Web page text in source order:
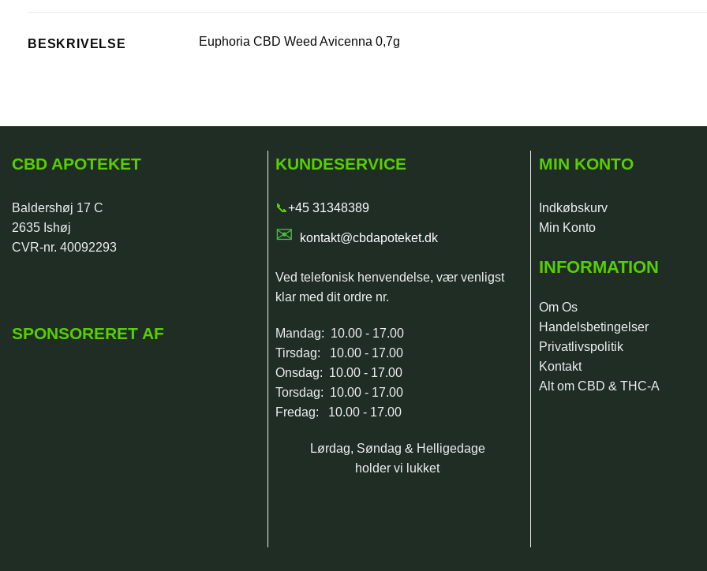
BESKRIVELSE Euphoria CBD Weed Avicenna 0,7g
CBD APOTEKET
Baldershøj 17 C
2635 Ishøj
CVR-nr. 40092293
SPONSORERET AF
KUNDESERVICE
📞+45 31348389
✉ kontakt@cbdapoteket.dk
Ved telefonisk henvendelse, vær venligst
klar med dit ordre nr.
Mandag: 10.00 - 17.00
Tirsdag: 10.00 - 17.00
Onsdag: 10.00 - 17.00
Torsdag: 10.00 - 17.00
Fredag: 10.00 - 17.00
Lørdag, Søndag & Helligedage
holder vi lukket
MIN KONTO
Indkøbskurv
Min Konto
INFORMATION
Om Os
Handelsbetingelser
Privatlivspolitik
Kontakt
Alt om CBD & THC-A